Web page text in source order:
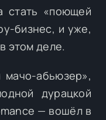
стать «поющей
бизнес, и уже,
этом деле.
абьюзер»,
дурацкой
— вошёл в